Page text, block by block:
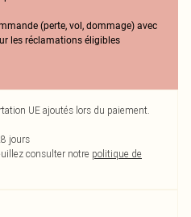
(perte, vol, dommage) avec
les réclamations éligibles
UE ajoutés lors du paiement.
jours
consulter notre politique de